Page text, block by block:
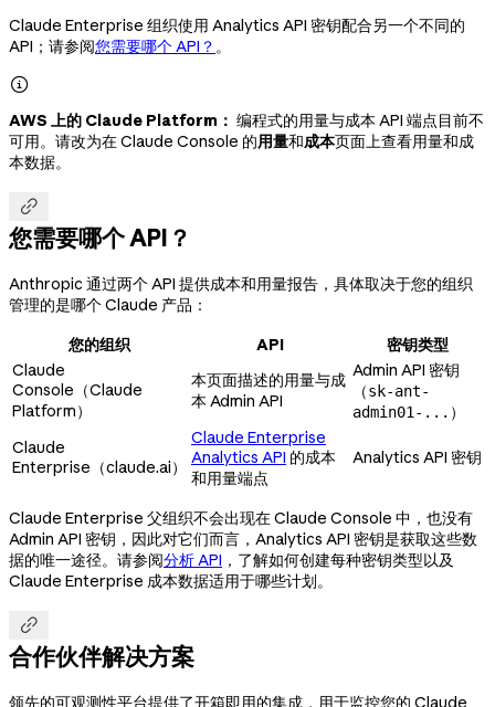
Claude Enterprise 组织使用 Analytics API 密钥配合另一个不同的
API；请参阅您需要哪个 API？ 。

AWS 上的 Claude Platform： 编程式的用量与成本 API 端点目前不
可用。请改为在 Claude Console 的用量和成本页面上查看用量和成
本数据。

您需要哪个 API？
Anthropic 通过两个 API 提供成本和用量报告，具体取决于您的组织
管理的是哪个 Claude 产品：
您的组织
API
密钥类型
Claude
Console（Claude
Platform）
本页面描述的用量与成
本 Admin API
Admin API 密钥
（sk-ant-
admin01-... ）
Claude
Enterprise（claude.ai）
Claude Enterprise
Analytics API 的成本
和用量端点
Analytics API 密钥
Claude Enterprise 父组织不会出现在 Claude Console 中，也没有
Admin API 密钥，因此对它们而言，Analytics API 密钥是获取这些数
据的唯一途径。请参阅分析 API ，了解如何创建每种密钥类型以及
Claude Enterprise 成本数据适用于哪些计划。

合作伙伴解决方案
领先的可观测性平台提供了开箱即用的集成，用于监控您的 Claude